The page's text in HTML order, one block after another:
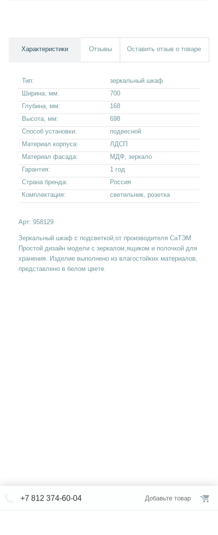
Характеристики Отзывы Оставить отзыв о товаре
Тип:
зеркальный шкаф
Ширина, мм:
700
Глубина, мм:
168
Высота, мм:
698
Способ установки:
подвесной
Материал корпуса:
ЛДСП
Материал фасада:
МДФ, зеркало
Гарантия:
1 год
Страна бренда:
Россия
Комплектация:
светильник, розетка
Арт: 958129
Зеркальный шкаф с подсветкой,от производителя СаТЭМ.
Простой дизайн модели с зеркалом,ящиком и полочкой для
хранения. Изделие выполнено из влагостойких материалов,
представлено в белом цвете.
+7 812 374-60-04 Добавьте товар